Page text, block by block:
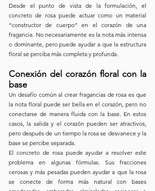
Desde el punto de vista de la formulación, el
concreto de rosa puede actuar como un material
“constructor de cuerpo” en el corazón de una
fragancia. No necesariamente es la nota más intensa
o dominante, pero puede ayudar a que la estructura
floral se perciba más completa y profunda.
Conexión del corazón floral con la
base
Un desafío común al crear fragancias de rosa es que
la nota floral puede ser bella en el corazón, pero no
conectarse de manera fluida con la base. En estos
casos, la salida y el corazón pueden ser atractivos,
pero después de un tiempo la rosa se desvanece y la
base se percibe separada.
El concreto de rosa puede ayudar a resolver este
problema en algunas fórmulas. Sus fracciones
cerosas y más pesadas pueden ayudar a que la rosa
se conecte de forma más natural con bases